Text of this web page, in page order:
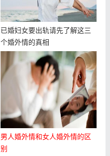
已婚妇女要出轨请先了解这三
个婚外情的真相
男人婚外情和女人婚外情的区
别